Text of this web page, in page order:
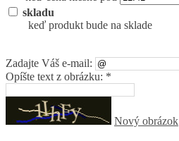
skladu
keď produkt bude na sklade
Zadajte Váš e-mail:
Opíšte text z obrázku: *
Nový obrázok